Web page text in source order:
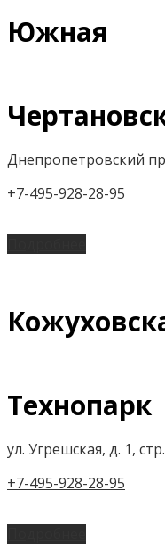
Южная
Днепропетровский
+7-495-928-28-95
Технопарк
ул. Угрешская, д. 1,
+7-495-928-28-95